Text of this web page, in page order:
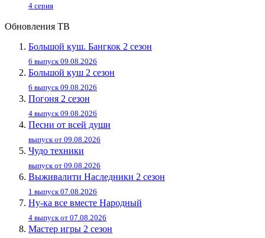
4 серия
Обновления ТВ
Большой куш. Бангкок 2 сезон
6 выпуск 09.08.2026
Большой куш 2 сезон
6 выпуск 09.08.2026
Погоня 2 сезон
4 выпуск 09.08.2026
Песни от всей души
выпуск от 09.08.2026
Чудо техники
выпуск от 09.08.2026
Выживалити Наследники 2 сезон
1 выпуск 07.08.2026
Ну-ка все вместе Народный
4 выпуск от 07.08.2026
Мастер игры 2 сезон